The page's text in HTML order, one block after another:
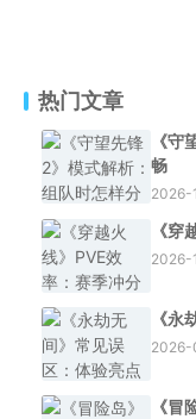
热门文章
《
畅
2026-
《
2026-
《
《